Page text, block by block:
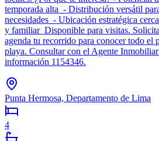
temporada alta - Distribución versátil
necesidades - Ubicación estratégica
y familiar Disponible para visitas.
agenda tu recorrido para conocer todo el
playa. Consultar con el Agente
información 1154346.
Punta Hermosa, Departamento de Lima
4